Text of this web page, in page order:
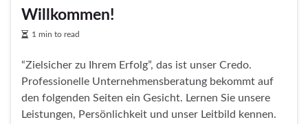
Willkommen!
1 min to read
“Zielsicher zu Ihrem Erfolg”, das ist unser Credo.
Professionelle Unternehmensberatung bekommt auf
den folgenden Seiten ein Gesicht. Lernen Sie unsere
Leistungen, Persönlichkeit und unser Leitbild kennen.